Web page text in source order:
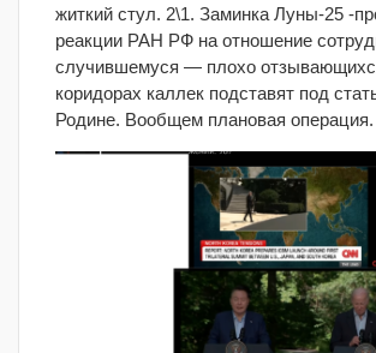
житкий стул. 2\1. Заминка Луны-25 -
реакции РАН РФ на отношение
случившемуся — плохо
коридорах каллек подставят под
Родине. Вообщем плановая операция.